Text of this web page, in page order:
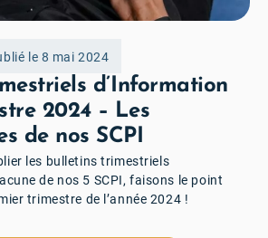
le 8 mai 2024
d’Information
2024 – Les
de nos SCPI
les bulletins trimestriels
de nos 5 SCPI, faisons le point
trimestre de l’année 2024 !